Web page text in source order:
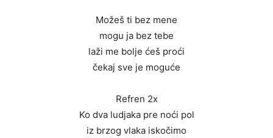
Možeš ti bez mene
mogu ja bez tebe
laži me bolje ćeš proći
čekaj sve je moguće
Refren 2x
Ko dva ludjaka pre noći pol
iz brzog vlaka iskočimo